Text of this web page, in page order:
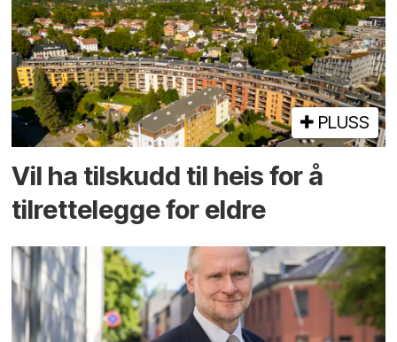
PLUSS
Vil ha tilskudd til heis for å
tilrettelegge for eldre